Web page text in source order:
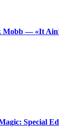
— «It
Special